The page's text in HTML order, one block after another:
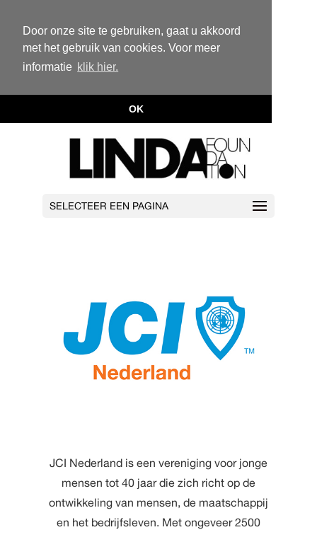
Door onze site te gebruiken, gaat u akkoord
met het gebruik van cookies. Voor meer
informatie klik hier.
OK
SELECTEER EEN PAGINA
JCI Nederland is een vereniging voor jonge
mensen tot 40 jaar die zich richt op de
ontwikkeling van mensen, de maatschappij
en het bedrijfsleven. Met ongeveer 2500